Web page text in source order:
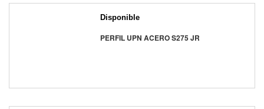
Disponible
PERFIL UPN ACERO S275 JR